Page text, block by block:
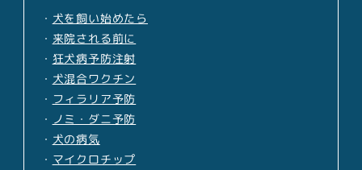
・ 犬を飼い始めたら
・ 来院される前に
・ 狂犬病予防注射
・ 犬混合ワクチン
・ フィラリア予防
・ ノミ・ダニ予防
・ 犬の病気
・ マイクロチップ